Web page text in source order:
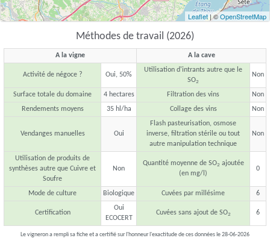
Leaflet| ©OpenStreetMap
Méthodes de travail (2026)
A la vigne A la cave
Activité de négoce ? Oui, 50%
Utilisation d'intrants autre que le
SO2
Non
Surface totale du domaine 4 hectares Filtration des vins
Non
Rendements moyens
35 hl/ha Collage des vins Non
Vendanges manuelles Oui
Flash pasteurisation, osmose
inverse, filtration stérile ou tout
autre manipulation technique
Non
Utilisation de produits de
synthèses autre que Cuivre et
Soufre
Non
Quantité moyenne de SO2 ajoutée
(en mg/l)
0
Mode de culture Biologique Cuvées par millésime 6
Certification
Oui
ECOCERT
Cuvées sans ajout de SO2 6
Le vigneron a rempli sa fiche et a certifié sur l'honneur l'exactitude de ces données le 28-06-2026